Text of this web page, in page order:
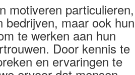
motiveren particulieren,
bedrijven, maar ook hun
te werken aan hun
Door kennis te
en ervaringen te